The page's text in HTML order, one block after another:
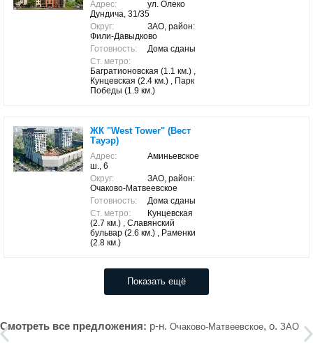
Адрес:
ул. Олеко
Дундича, 31/35
Округ:
ЗАО, район:
Фили-Давыдково
Готовность:
Дома сданы
Ст. метро:
Багратионовская (1.1 км.) ,
Кунцевская (2.4 км.) , Парк
Победы (1.9 км.)
ЖК "West Tower" (Вест
Тауэр)
Адрес:
Аминьевское
ш., 6
Округ:
ЗАО, район:
Очаково-Матвеевское
Готовность:
Дома сданы
Ст. метро:
Кунцевская
(2.7 км.) , Славянский
бульвар (2.6 км.) , Раменки
(2.8 км.)
Показать ещё
Смотреть все предложения: р-н. Очаково-Матвеевское, о. ЗАО